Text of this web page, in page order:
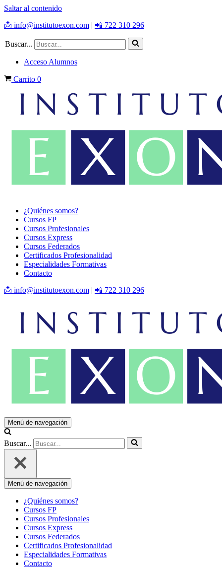
Saltar al contenido
📩 info@institutoexon.com | 📲 722 310 296
Buscar...
Acceso Alumnos
Carrito 0
¿Quiénes somos?
Cursos FP
Cursos Profesionales
Cursos Express
Cursos Federados
Certificados Profesionalidad
Especialidades Formativas
Contacto
📩 info@institutoexon.com | 📲 722 310 296
Menú de navegación
Buscar...
Menú de navegación
¿Quiénes somos?
Cursos FP
Cursos Profesionales
Cursos Express
Cursos Federados
Certificados Profesionalidad
Especialidades Formativas
Contacto